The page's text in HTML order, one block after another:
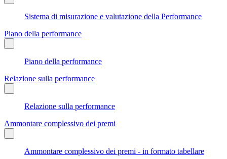
Sistema di misurazione e valutazione della Performance
Piano della performance
Piano della performance
Relazione sulla performance
Relazione sulla performance
Ammontare complessivo dei premi
Ammontare complessivo dei premi - in formato tabellare